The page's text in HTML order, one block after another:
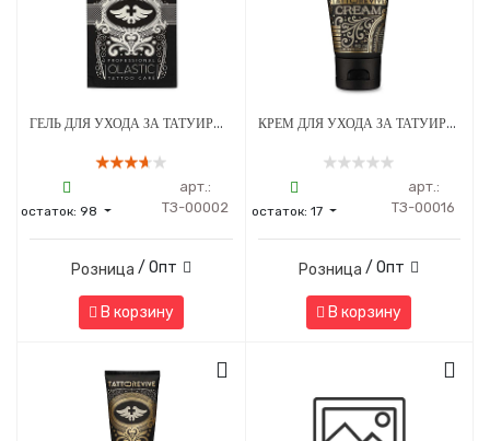
ГЕЛЬ ДЛЯ УХОДА ЗА ТАТУИРОВАННОЙ КОЖЕЙ TATTOO REVIVE OLASTIC 5 МЛ
остаток:98
арт.:
ТЗ-00002
Розница / Опт
В корзину
КРЕМ ДЛЯ УХОДА ЗА ТАТУИРОВКОЙ TATTOO REVIVE CREAM 40 МЛ
остаток:17
арт.:
ТЗ-00016
Розница / Опт
В корзину